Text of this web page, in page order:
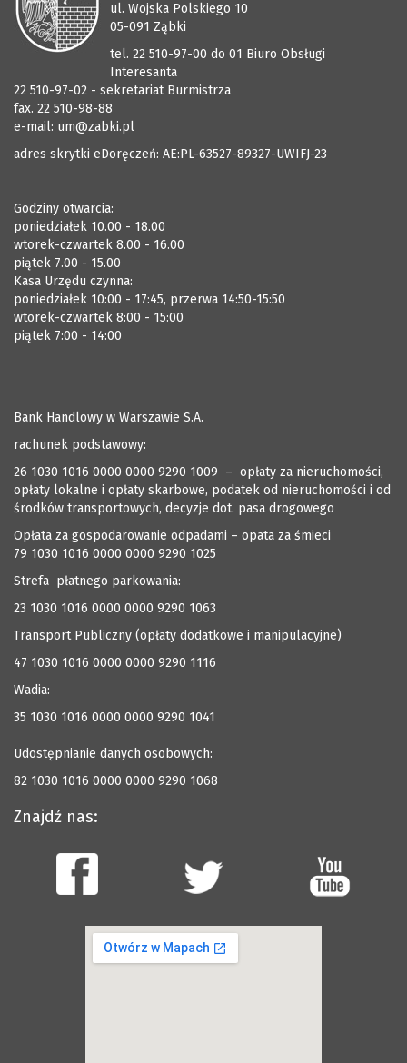
ul. Wojska Polskiego 10
05-091 Ząbki
tel. 22 510-97-00 do 01 Biuro Obsługi
Interesanta
22 510-97-02 - sekretariat Burmistrza
fax. 22 510-98-88
e-mail: um@zabki.pl
adres skrytki eDoręczeń: AE:PL-63527-89327-UWIFJ-23
Godziny otwarcia:
poniedziałek 10.00 - 18.00
wtorek-czwartek 8.00 - 16.00
piątek 7.00 - 15.00
Kasa Urzędu czynna:
poniedziałek 10:00 - 17:45, przerwa 14:50-15:50
wtorek-czwartek 8:00 - 15:00
piątek 7:00 - 14:00
Bank Handlowy w Warszawie S.A.
rachunek podstawowy:
26 1030 1016 0000 0000 9290 1009 – opłaty za nieruchomości,
opłaty lokalne i opłaty skarbowe, podatek od nieruchomości i od
środków transportowych, decyzje dot. pasa drogowego
Opłata za gospodarowanie odpadami – opata za śmieci
79 1030 1016 0000 0000 9290 1025
Strefa płatnego parkowania:
23 1030 1016 0000 0000 9290 1063
Transport Publiczny (opłaty dodatkowe i manipulacyjne)
47 1030 1016 0000 0000 9290 1116
Wadia:
35 1030 1016 0000 0000 9290 1041
Udostępnianie danych osobowych:
82 1030 1016 0000 0000 9290 1068
Znajdź nas: